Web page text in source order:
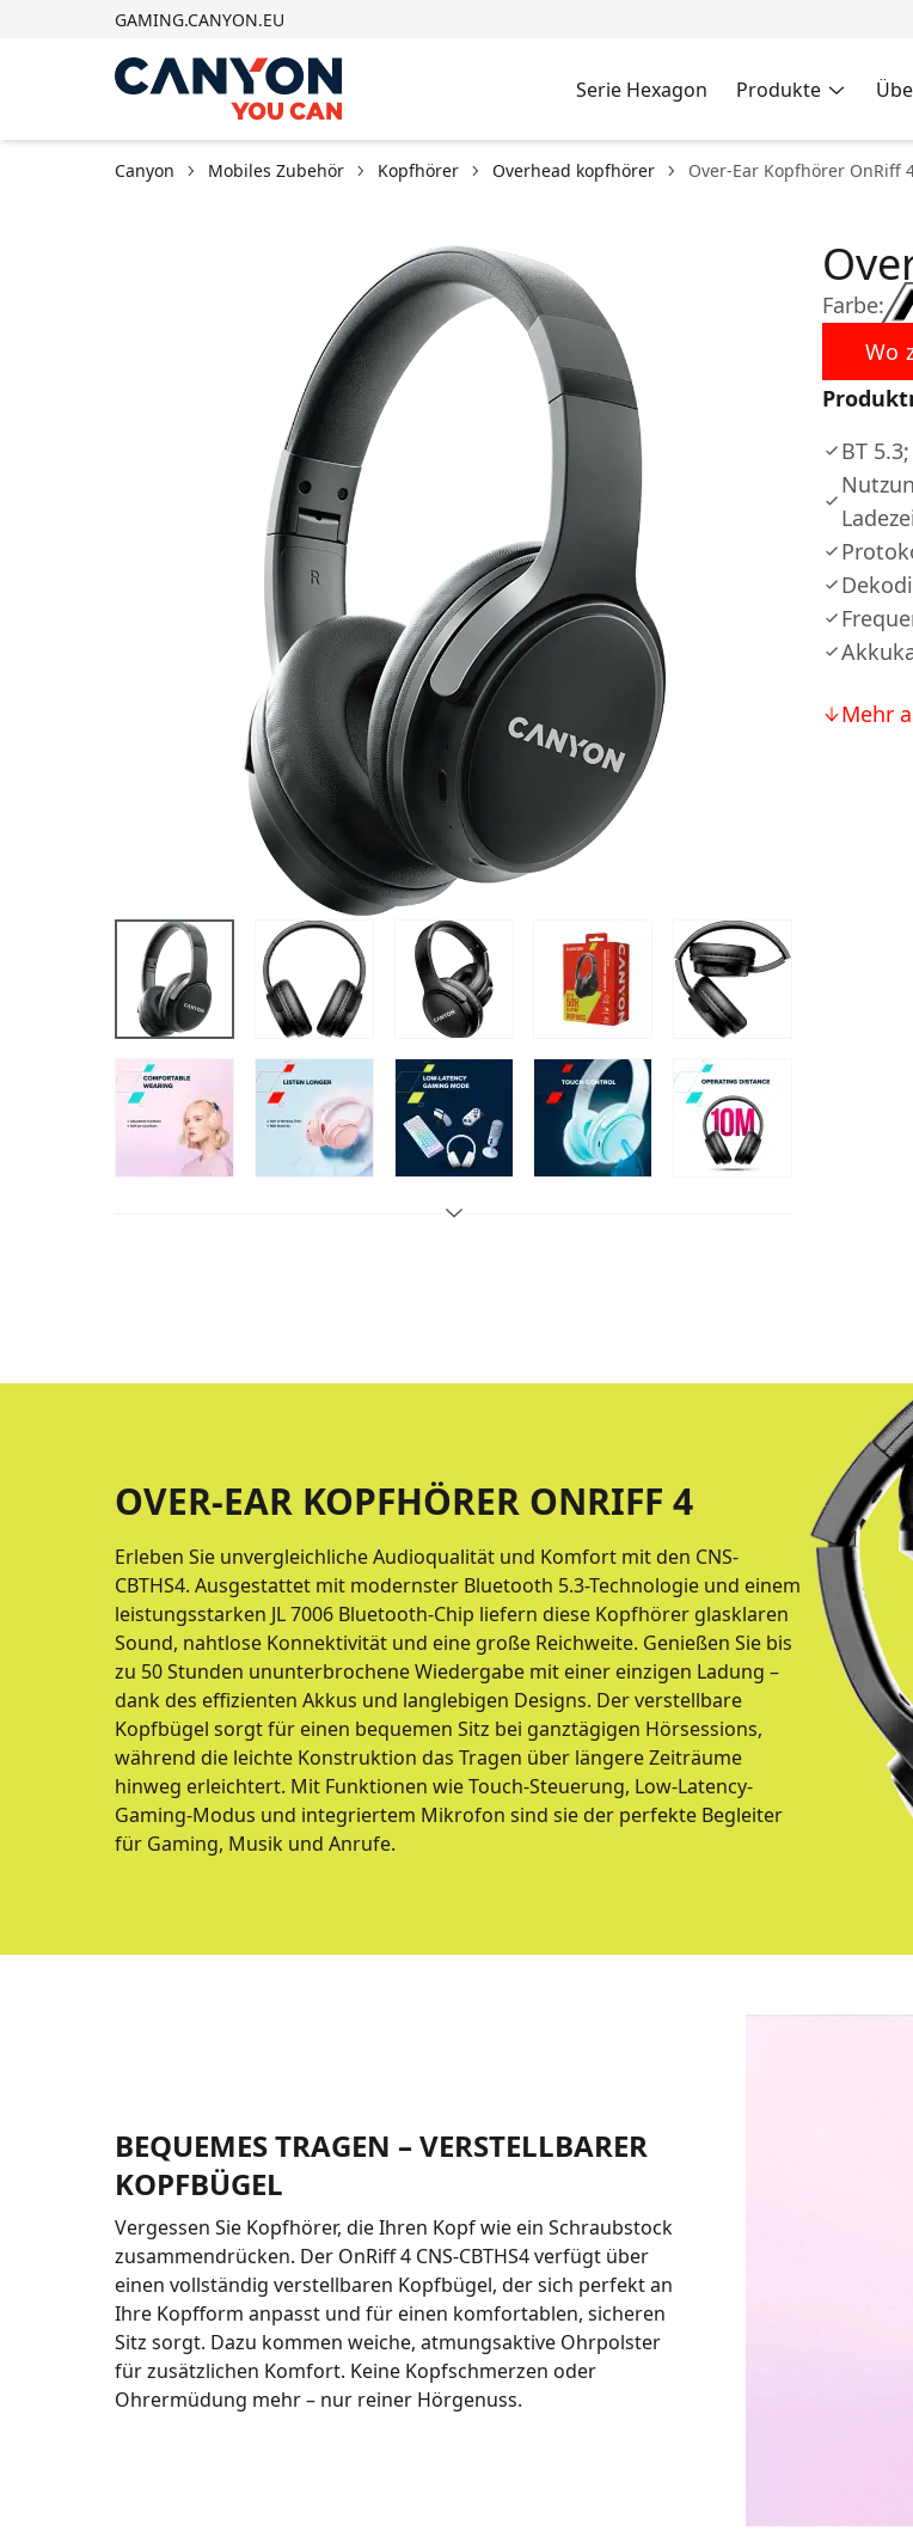
GAMING.CANYON.EU
Serie Hexagon Produkte
Canyon Mobiles Zubehör Kopfhörer Overhead kopfhörer Over-Ear Kopfhörer OnRiff
Farbe:
Wo
BT
Mehr
OVER-EAR KOPFHÖRER ONRIFF 4
Erleben Sie unvergleichliche Audioqualität und Komfort mit den CNS-
CBTHS4. Ausgestattet mit modernster Bluetooth 5.3-Technologie und einem
leistungsstarken JL 7006 Bluetooth-Chip liefern diese Kopfhörer glasklaren
Sound, nahtlose Konnektivität und eine große Reichweite. Genießen Sie bis
zu 50 Stunden ununterbrochene Wiedergabe mit einer einzigen Ladung –
dank des effizienten Akkus und langlebigen Designs. Der verstellbare
Kopfbügel sorgt für einen bequemen Sitz bei ganztägigen Hörsessions,
während die leichte Konstruktion das Tragen über längere Zeiträume
hinweg erleichtert. Mit Funktionen wie Touch-Steuerung, Low-Latency-
Gaming-Modus und integriertem Mikrofon sind sie der perfekte Begleiter
für Gaming, Musik und Anrufe.
BEQUEMES TRAGEN – VERSTELLBARER
KOPFBÜGEL
Vergessen Sie Kopfhörer, die Ihren Kopf wie ein Schraubstock
zusammendrücken. Der OnRiff 4 CNS-CBTHS4 verfügt über
einen vollständig verstellbaren Kopfbügel, der sich perfekt an
Ihre Kopfform anpasst und für einen komfortablen, sicheren
Sitz sorgt. Dazu kommen weiche, atmungsaktive Ohrpolster
für zusätzlichen Komfort. Keine Kopfschmerzen oder
Ohrermüdung mehr – nur reiner Hörgenuss.